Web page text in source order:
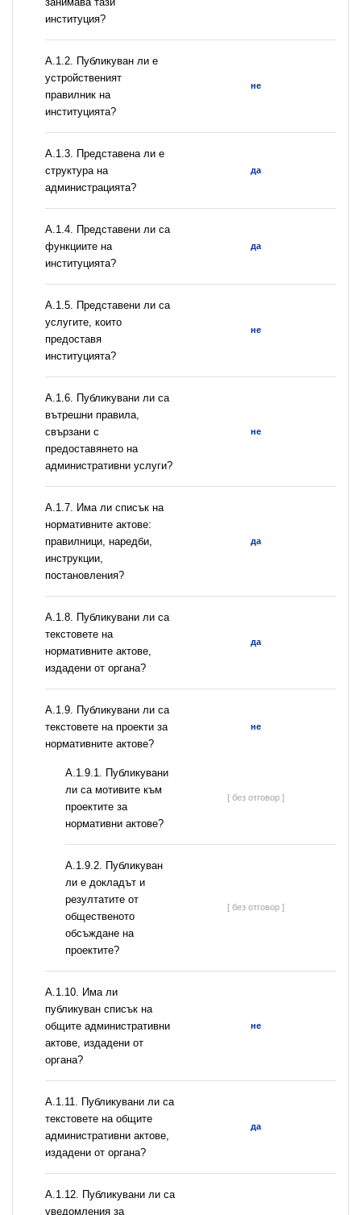
институция?
A.1.2. Публикуван ли е
устройственият
правилник на
институцията?
не
A.1.3. Представена ли е
структура на
администрацията?
да
А.1.4. Представени ли са
функциите на
институцията?
да
А.1.5. Представени ли са
услугите, които
предоставя
институцията?
не
А.1.6. Публикувани ли са
вътрешни правила,
свързани с
предоставянето на
административни услуги?
не
А.1.7. Има ли списък на
нормативните актове:
правилници, наредби,
инструкции,
постановления?
да
А.1.8. Публикувани ли са
текстовете на
нормативните актове,
издадени от органа?
да
А.1.9. Публикувани ли са
текстовете на проекти за
нормативните актове?
не
А.1.9.1. Публикувани
ли са мотивите към
проектите за
нормативни актове?
[ без отговор ]
А.1.9.2. Публикуван
ли е докладът и
резултатите от
общественото
обсъждане на
проектите?
[ без отговор ]
А.1.10. Има ли
публикуван списък на
общите административни
актове, издадени от
органа?
не
А.1.11. Публикувани ли са
текстовете на общите
административни актове,
издадени от органа?
да
А.1.12. Публикувани ли са
уведомления за